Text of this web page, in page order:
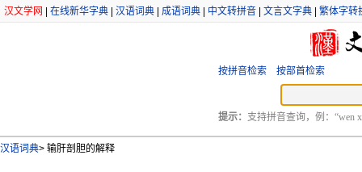
汉文学网 在线新华字典 汉语词典 成语词典 中文转拼音 文言文字典 繁体字转
按拼音检索 按部首检索
提示： 支持拼音查询，例：“wen
汉语词典> 输肝剖胆的解释